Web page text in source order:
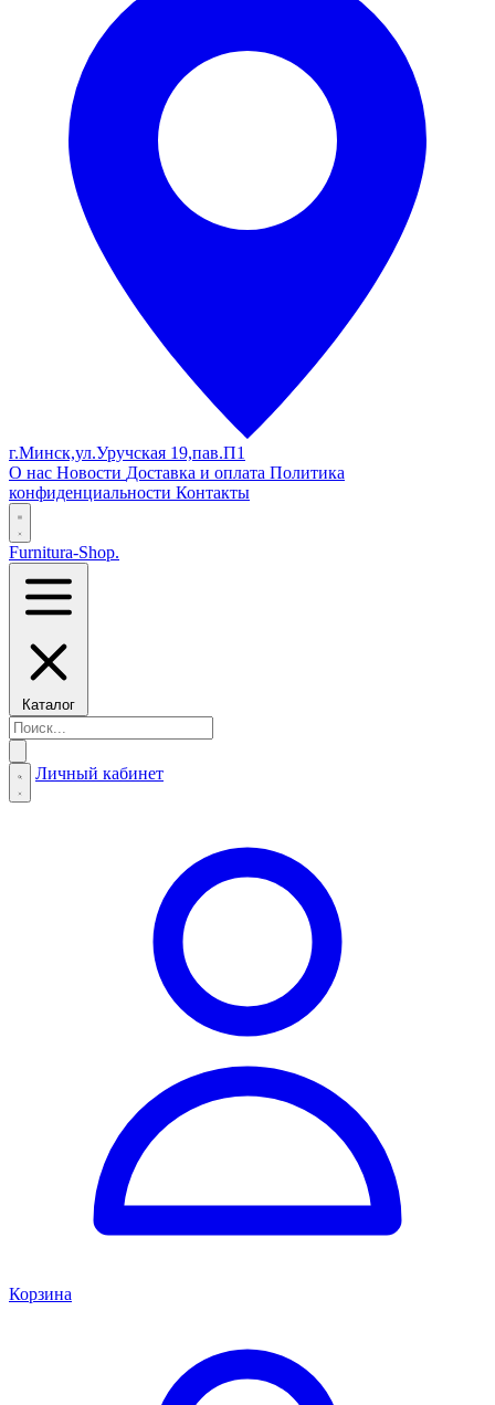
г.Минск,ул.Уручская 19,пав.П1
О нас Новости Доставка и оплата Политика
конфиденциальности Контакты
Furnitura-Shop.
Каталог
Личный кабинет
Корзина